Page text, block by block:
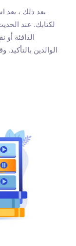
بعد ذلك ، يعد
لكتابك. عند
الدافئة
الوالدين بالتأكيد.